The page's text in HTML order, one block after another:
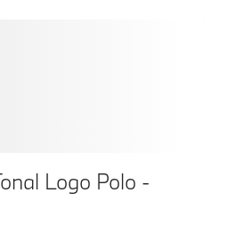
Logo Polo -